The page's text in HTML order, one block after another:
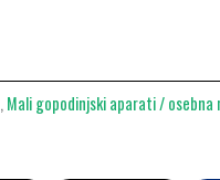
,Mali gopodinjski aparati / osebna